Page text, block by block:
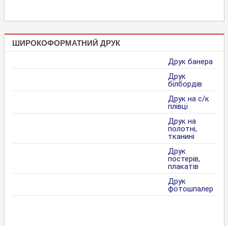
ШИРОКОФОРМАТНИЙ ДРУК
Друк банера
Друк
білбордів
Друк на с/к
плівці
Друк на
полотні,
тканині
Друк
постерів,
плакатів
Друк
фотошпалер